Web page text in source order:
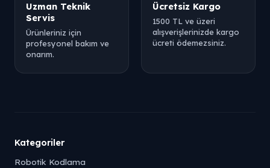
Uzman Teknik
Servis
Ürünleriniz için
profesyonel bakım ve
onarım.
Ücretsiz Kargo
1500 TL ve üzeri
alışverişlerinizde kargo
ücreti ödemezsiniz.
Kategoriler
Robotik Kodlama